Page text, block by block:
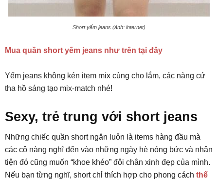
Short yếm jeans (ảnh: internet)
Mua quần short yếm jeans như trên tại đây
Yếm jeans không kén item mix cùng cho lắm, các nàng cứ
tha hồ sáng tạo mix-match nhé!
Sexy, trẻ trung với short jeans
Những chiếc quần short ngắn luôn là items hàng đầu mà
các cô nàng nghĩ đến vào những ngày hè nóng bức và nhân
tiện đó cũng muốn “khoe khéo” đôi chân xinh đẹp của mình.
Nếu bạn từng nghĩ, short chỉ thích hợp cho phong cách thể